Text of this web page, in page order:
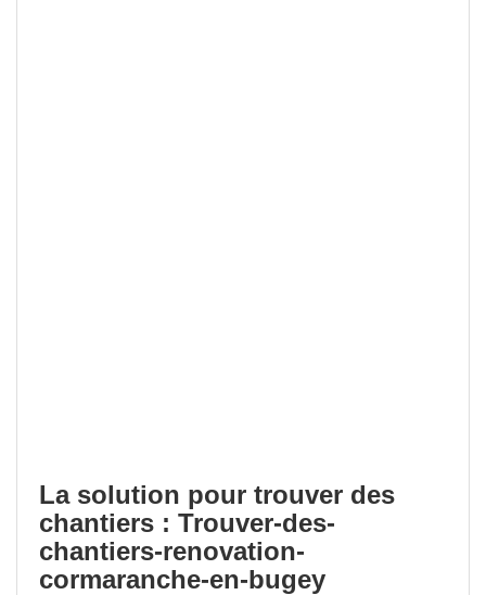
La solution pour trouver des
chantiers : Trouver-des-
chantiers-renovation-
cormaranche-en-bugey